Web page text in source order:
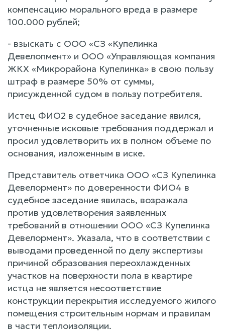
компенсацию морального вреда в размере
100.000 рублей;
- взыскать с ООО «СЗ «Купелинка
Девелопмент» и ООО «Управляющая компания
ЖКХ «Микрорайона Купелинка» в свою пользу
штраф в размере 50% от суммы,
присужденной судом в пользу потребителя.
Истец ФИО2 в судебное заседание явился,
уточненные исковые требования поддержал и
просил удовлетворить их в полном объеме по
основания, изложенным в иске.
Представитель ответчика ООО «СЗ Купелинка
Девелормент» по доверенности ФИО4 в
судебное заседание явилась, возражала
против удовлетворения заявленных
требований в отношении ООО «СЗ Купелинка
Девелормент». Указала, что в соответствии с
выводами проведенной по делу экспертизы
причиной образования переохлажденных
участков на поверхности пола в квартире
истца не является несоответствие
конструкции перекрытия исследуемого жилого
помещения строительным нормам и правилам
в части теплоизоляции.